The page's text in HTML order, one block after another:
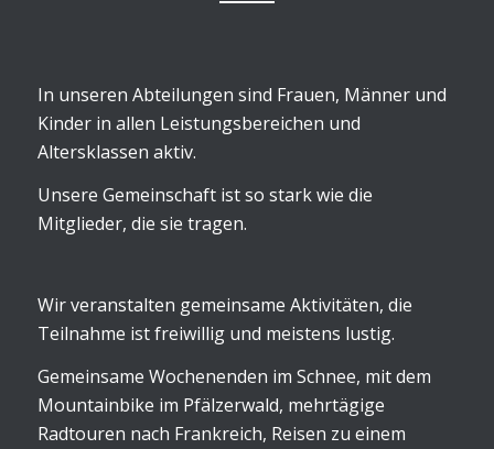
In unseren Abteilungen sind Frauen, Männer und
Kinder in allen Leistungsbereichen und
Altersklassen aktiv.
Unsere Gemeinschaft ist so stark wie die
Mitglieder, die sie tragen.
Wir veranstalten gemeinsame Aktivitäten, die
Teilnahme ist freiwillig und meistens lustig.
Gemeinsame Wochenenden im Schnee, mit dem
Mountainbike im Pfälzerwald, mehrtägige
Radtouren nach Frankreich, Reisen zu einem